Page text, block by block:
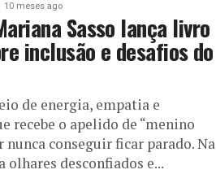
10 meses ago
Sasso lança livro
inclusão e desafios do
de energia, empatia e
recebe o apelido de “menino
nunca conseguir ficar parado. Na
olhares desconfiados e...